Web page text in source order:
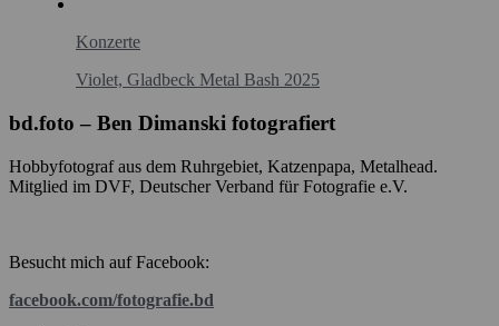
Konzerte
Violet, Gladbeck Metal Bash 2025
bd.foto – Ben Dimanski fotografiert
Hobbyfotograf aus dem Ruhrgebiet, Katzenpapa, Metalhead.
Mitglied im DVF, Deutscher Verband für Fotografie e.V.
Besucht mich auf Facebook:
facebook.com/fotografie.bd